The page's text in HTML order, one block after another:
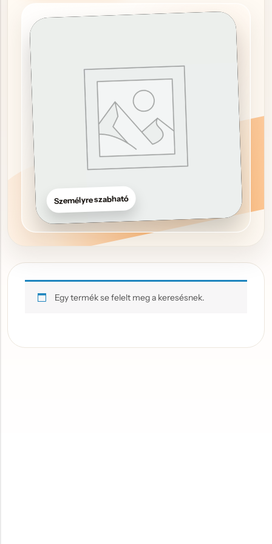
Személyre szabható
Egy termék se felelt meg a keresésnek.
Plüss
Sapka
Táska, pénztárca
Egyedi céges ajándékok
Egyéb ajándék ötletek